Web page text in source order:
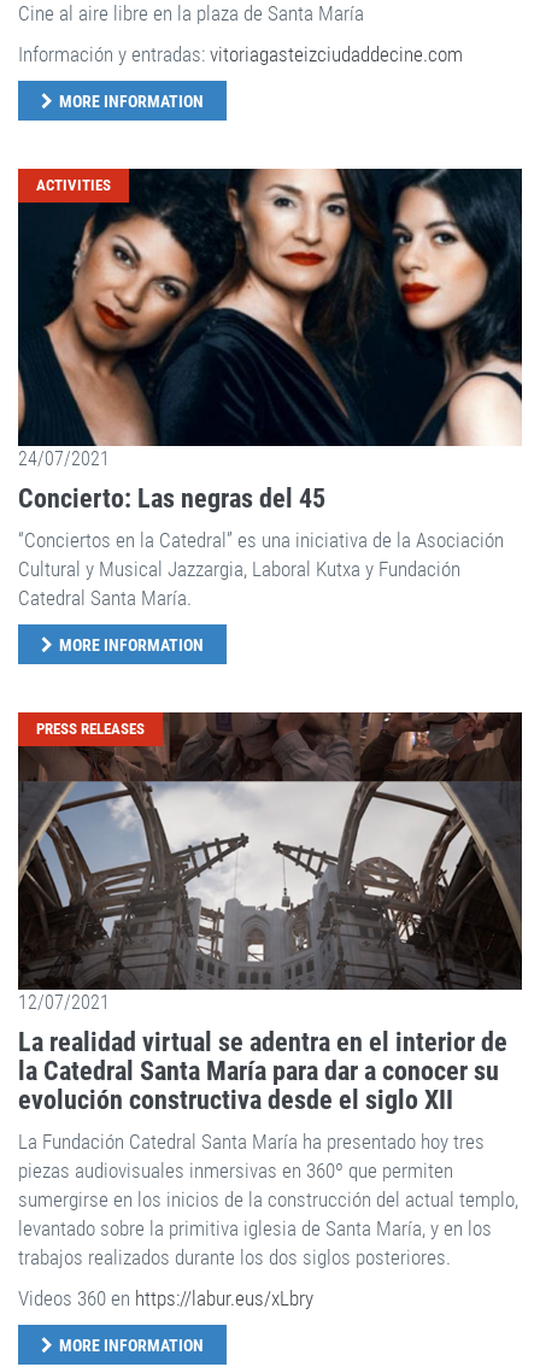
Cine al aire libre en la plaza de Santa María
Información y entradas: vitoriagasteizciudaddecine.com
MORE INFORMATION
ACTIVITIES
24/07/2021
Concierto: Las negras del 45
“Conciertos en la Catedral” es una iniciativa de la Asociación
Cultural y Musical Jazzargia, Laboral Kutxa y Fundación
Catedral Santa María.
MORE INFORMATION
PRESS RELEASES
12/07/2021
La realidad virtual se adentra en el interior de
la Catedral Santa María para dar a conocer su
evolución constructiva desde el siglo XII
La Fundación Catedral Santa María ha presentado hoy tres
piezas audiovisuales inmersivas en 360º que permiten
sumergirse en los inicios de la construcción del actual templo,
levantado sobre la primitiva iglesia de Santa María, y en los
trabajos realizados durante los dos siglos posteriores.
Videos 360 en https://labur.eus/xLbry
MORE INFORMATION